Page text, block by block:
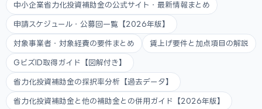
中小企業省力化投資補助金の公式サイト・最新情報まとめ
申請スケジュール・公募回一覧【2026年版】
対象事業者・対象経費の要件まとめ 賃上げ要件と加点項目の解説
GビズID取得ガイド【図解付き】
省力化投資補助金の採択率分析【過去データ】
省力化投資補助金と他の補助金との併用ガイド【2026年版】